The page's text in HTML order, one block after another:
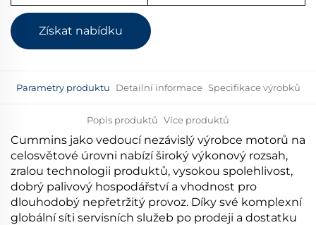
Získat nabídku
Parametry produktu Detailní informace Specifikace výrobků
Popis produktů Více produktů
Cummins jako vedoucí nezávislý výrobce motorů na
celosvětové úrovni nabízí široký výkonový rozsah,
zralou technologii produktů, vysokou spolehlivost,
dobrý palivový hospodářství a vhodnost pro
dlouhodobý nepřetržitý provoz. Díky své komplexní
globální síti servisních služeb po prodeji a dostatku